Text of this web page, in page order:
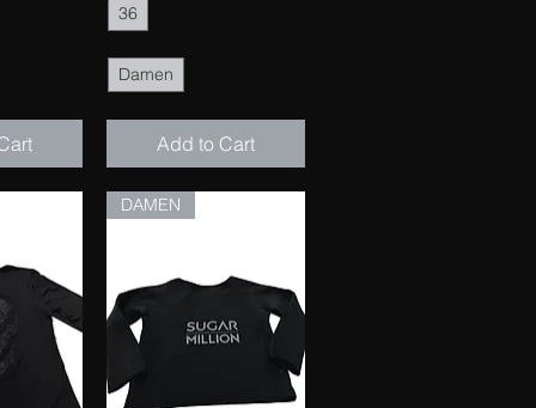
36
Damen
Add to Cart
DAMEN